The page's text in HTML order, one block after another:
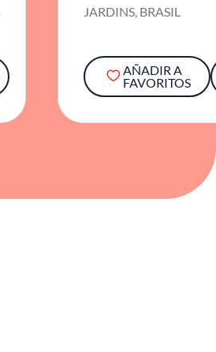
JARDINS, BRASIL
AÑADIR A
FAVORITOS